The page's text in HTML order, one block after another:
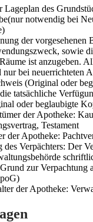
Lageplan des
notwendig bei
der vorgesehenen
sowie
ist anzugeben.
nur bei neuerrichteten
(Original oder
tatsächliche
oder beglaubigte
der Apotheke:
Testament
der Apotheke:
des Verpächters: Der
zur Verpachtung
der Apotheke: